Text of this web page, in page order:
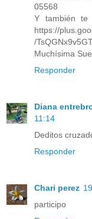
05568
Y también
https://
/
Muchísima
Responder
Diana
11:14
Deditos
Responder
Chari perez
participo